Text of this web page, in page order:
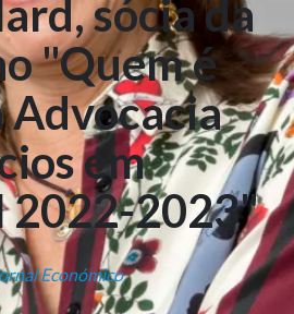
sócia da
"Quem é
Advocacia
em
2022-2023"
Económico